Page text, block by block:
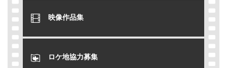
映像作品集
ロケ地協力募集